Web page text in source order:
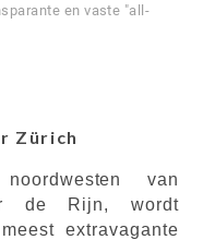
en vaste "all-
Zürich
van
de Rijn, wordt
extravagante